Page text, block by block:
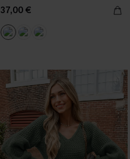
37,00 €